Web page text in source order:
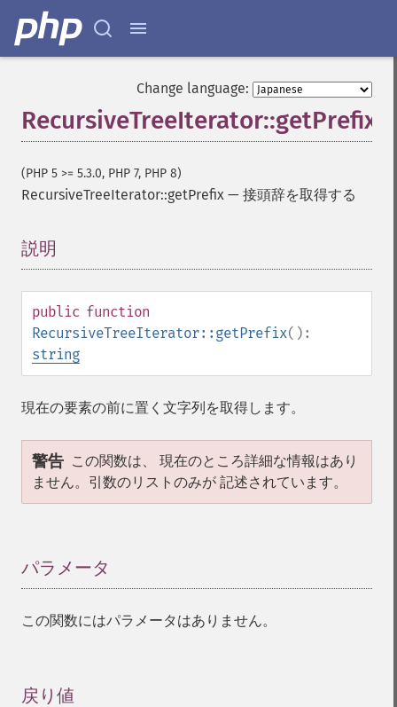
Change language:
RecursiveTreeIterator::getPrefix
(PHP 5 >= 5.3.0, PHP 7, PHP 8)
RecursiveTreeIterator::getPrefix — 接頭辞を取得する
説明
public function
RecursiveTreeIterator::getPrefix():
string
現在の要素の前に置く文字列を取得します。
警告 この関数は、 現在のところ詳細な情報はあり
ません。引数のリストのみが 記述されています。
パラメータ
この関数にはパラメータはありません。
戻り値